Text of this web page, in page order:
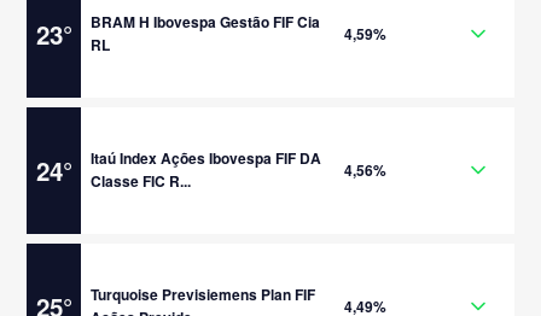
23°
BRAM H Ibovespa Gestão FIF Cia
RL
4,59%
24°
Itaú Index Ações Ibovespa FIF DA
Classe FIC R...
4,56%
25°
Turquoise Previsiemens Plan FIF
4,49%